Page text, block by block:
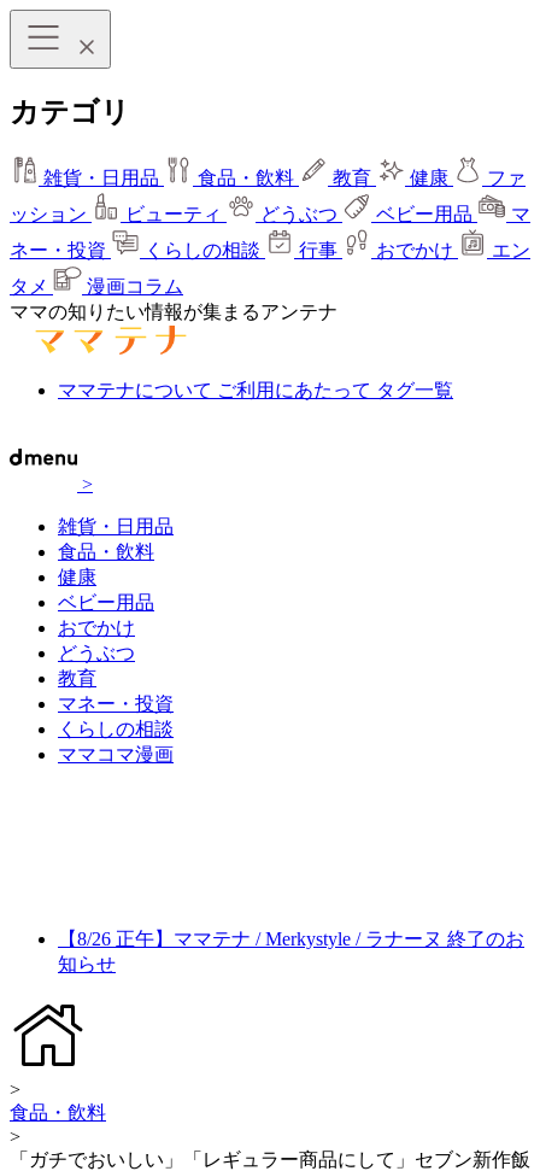
カテゴリ
雑貨・日用品 食品・飲料 教育 健康
ファ
ッション
ビューティ どうぶつ ベビー用品
マ
ネー・投資
くらしの相談 行事 おでかけ
エン
タメ
漫画コラム
ママの知りたい情報が集まるアンテナ
ママテナについて ご利用にあたって タグ一覧
>
雑貨・日用品
食品・飲料
健康
ベビー用品
おでかけ
どうぶつ
教育
マネー・投資
くらしの相談
ママコマ漫画
【8/26 正午】ママテナ / Merkystyle / ラナーヌ 終了のお
知らせ
>
食品・飲料
>
「ガチでおいしい」「レギュラー商品にして」セブン新作飯